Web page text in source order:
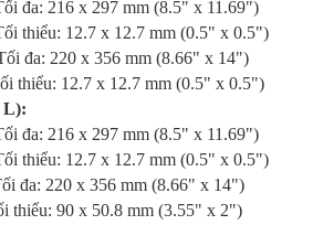
đa: 216 x 297 mm (8.5" x 11.69")
x 12.7 mm (0.5" x 0.5")
đa: 220 x 356 mm (8.66" x 14")
x 12.7 mm (0.5" x 0.5")
L):
đa: 216 x 297 mm (8.5" x 11.69")
x 12.7 mm (0.5" x 0.5")
đa: 220 x 356 mm (8.66" x 14")
50.8 mm (3.55" x 2")